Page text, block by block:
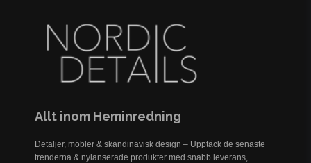
Allt inom Heminredning
Detaljer, möbler & skandinavisk design – Upptäck de senaste
trenderna & nylanserade produkter med snabb leverans,